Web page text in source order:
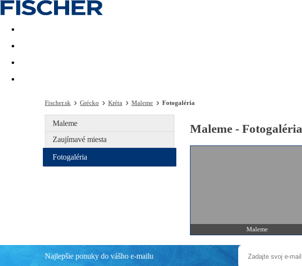
Last minute Dovolenkové kluby
Fischer.sk Grécko Kréta Maleme Fotogaléria
Maleme
Zaujímavé miesta
Fotogaléria
Maleme - Fotogaléria
Maleme
Najlepšie ponuky do vášho e-mailu